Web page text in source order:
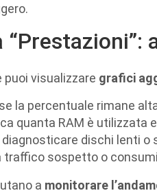
puoi visualizzare grafici
la percentuale rimane
quanta RAM è utilizzata
diagnosticare dischi lenti o
traffico sospetto o
a monitorare